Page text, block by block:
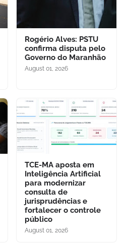
Rogério Alves: PSTU
confirma disputa pelo
Governo do Maranhão
August 01, 2026
TCE-MA aposta em
Inteligência Artificial
para modernizar
consulta de
jurisprudências e
fortalecer o controle
público
August 01, 2026